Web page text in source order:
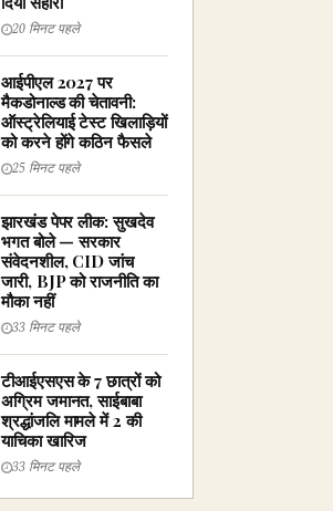
20 मिनट पहले
आईपीएल 2027 पर
मैकडोनाल्ड की चेतावनी:
ऑस्ट्रेलियाई टेस्ट खिलाड़ियों
को करने होंगे कठिन फैसले
25 मिनट पहले
झारखंड पेपर लीक: सुखदेव
भगत बोले — सरकार
संवेदनशील, CID जांच
जारी, BJP को राजनीति का
मौका नहीं
33 मिनट पहले
टीआईएसएस के 7 छात्रों को
अग्रिम जमानत, साईबाबा
श्रद्धांजलि मामले में 2 की
याचिका खारिज
33 मिनट पहले